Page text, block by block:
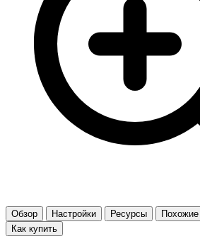
Обзор Настройки Ресурсы
Как купить